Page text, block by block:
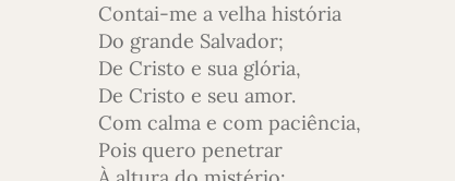
Contai-me a velha história
Do grande Salvador;
De Cristo e sua glória,
De Cristo e seu amor.
Com calma e com paciência,
Pois quero penetrar